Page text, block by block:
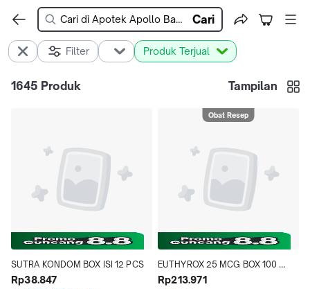
Cari
Filter Produk Terjual
1645 Produk Tampilan
SUTRA KONDOM BOX ISI 12 PCS
Rp38.847
Obat Resep
EUTHYROX 25 MCG BOX 100
TABLET
Rp213.971